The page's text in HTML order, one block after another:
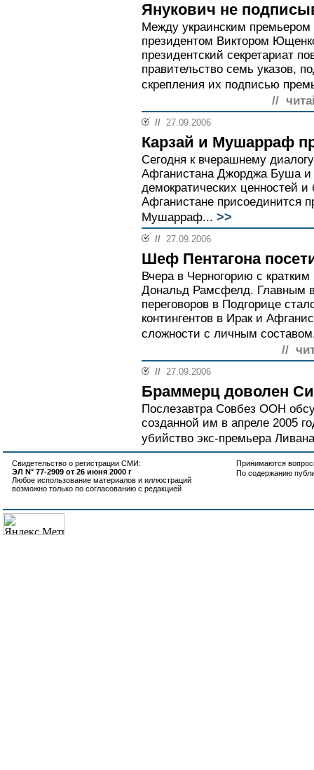
Янукович не
Между украинским
президентом Виктором
президентский секретариат
правительство семь указов,
скрепления их подписью
//
// 27.09.2006
Карзай и Мушарраф
Сегодня к вчерашнему
Афганистана Джорджа Буша
демократических ценностей
Афганистане присоединится
Мушарраф... >>
// 27.09.2006
Шеф Пентагона
Вчера в Черногорию с
Дональд Рамсфелд. Главным
переговоров в Подгорице
контингентов в Ирак и
сложности с личным
//
// 27.09.2006
Браммерц доволен
Послезавтра Совбез ООН
созданной им в апреле 2005
убийство экс-премьера
Свидетельство о регистрации СМИ:
ЭЛ N° 77-2909 от 26 июня 2000 г
Любое использование материалов и иллюстраций
возможно только по согласованию с редакцией
Принимаются
По содержанию